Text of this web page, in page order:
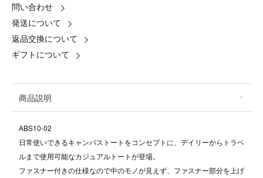
問い合わせ
発送について
返品交換について
ギフトについて
商品説明
ABS10-02
日常使いできるキャンバストートをコンセプトに、デイリーからトラベ
ルまで使用可能なカジュアルトートが登場。
ファスナー付きの仕様なので中のモノが見えず、ファスナー部分を上げ